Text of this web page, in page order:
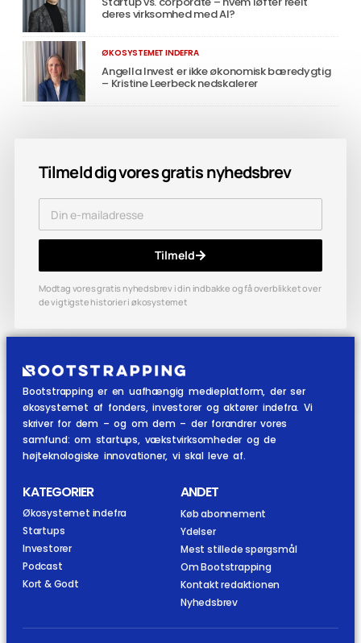
deres virksomhed med AI?
ØKOSYSTEMET INDEFRA
Angella Invest er ikke økonomisk bæredygtig
– Kristine Leerbeck nedskalerer
Tilmeld dig vores gratis nyhedsbrev
Tilmeld
Modtag vores gratis nyhedsbrev i din indbakke og få overblikket over
de vigtigste historier i økosystemet
Bootstrapping er en uafhængig medieplatform, der ser
økosystemet af fonders, investorer og aktører indefra. Vi
skriver for dem – og om dem – der forandrer vores
samfund: om startups, vækstvirksomheder og de
højteknologiske innovationer, vi skal leve af.
KATEGORIER
Økosystemet indefra
Startups
Investorer
Podcast
Kort & Godt
ANDET
Køb abonnement
Ydelser
Mest stillede spørgsmål
Om Bootstrapping
Kontakt redaktionen
Nyhedsbrev